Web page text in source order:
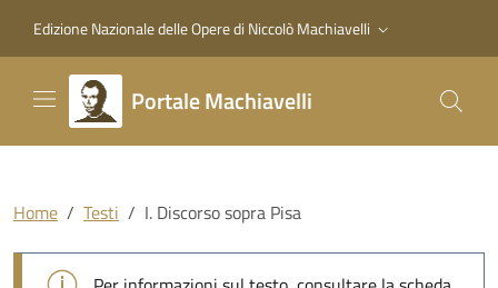
Edizione Nazionale delle Opere di Niccolò Machiavelli
Portale Machiavelli
Home Testi I. Discorso sopra Pisa
I. Discorso sopra Pisa